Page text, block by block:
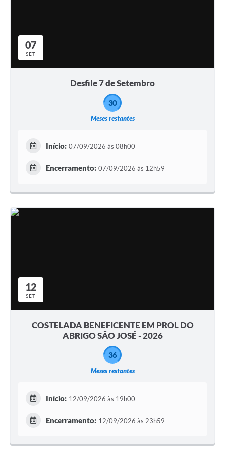
07
SET
Desfile 7 de Setembro
Meses restantes
30
Início: 07/09/2026 às 08h00
Encerramento: 07/09/2026 às 12h59
12
SET
COSTELADA BENEFICENTE EM PROL DO
ABRIGO SÃO JOSÉ - 2026
Meses restantes
36
Início: 12/09/2026 às 19h00
Encerramento: 12/09/2026 às 23h59